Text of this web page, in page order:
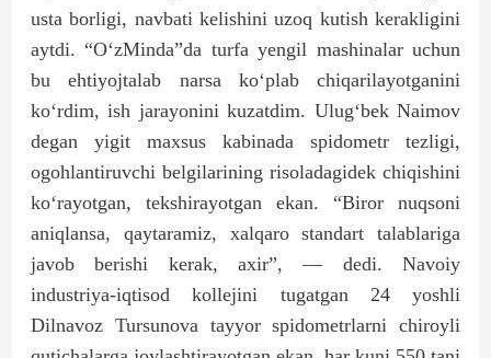
usta borligi, navbati kelishini uzoq kutish kerakligini
aytdi. “O‘zMinda”da turfa yengil mashinalar uchun
bu ehtiyojtalab narsa ko‘plab chiqarilayotganini
ko‘rdim, ish jarayonini kuzatdim. Ulug‘bek Naimov
degan yigit maxsus kabinada spidometr tezligi,
ogohlantiruvchi belgilarining risoladagidek chiqishini
ko‘rayotgan, tekshirayotgan ekan. “Biror nuqsoni
aniqlansa, qaytaramiz, xalqaro standart talablariga
javob berishi kerak, axir”, — dedi. Navoiy
industriya-iqtisod kollejini tugatgan 24 yoshli
Dilnavoz Tursunova tayyor spidometrlarni chiroyli